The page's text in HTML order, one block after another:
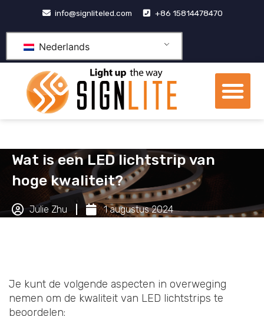
inhoud
info@signliteled.com +86 15814478470
Nederlands
Wat is een LED lichtstrip van
hoge kwaliteit?
Julie Zhu 1 augustus 2024
Je kunt de volgende aspecten in overweging
nemen om de kwaliteit van LED lichtstrips te
beoordelen: